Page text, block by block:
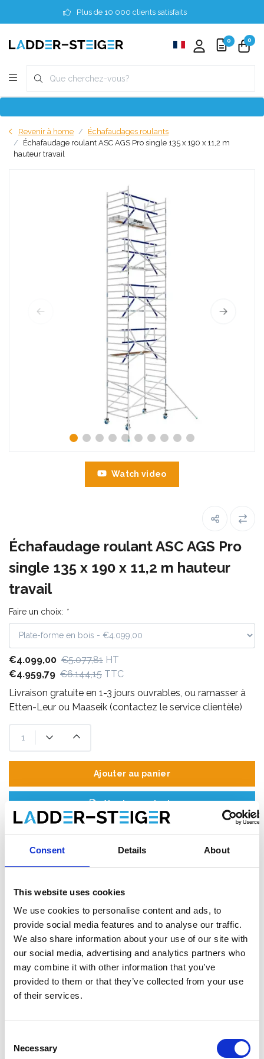
Consent Details About
This website uses cookies
We use cookies to personalise content and ads, to
provide social media features and to analyse our traffic.
We also share information about your use of our site with
our social media, advertising and analytics partners who
may combine it with other information that you’ve
provided to them or that they’ve collected from your use
of their services.
Selection
Necessary
Plus de 10 000 clients satisfaits
0 0
Revenir à home
Échafaudages roulants
Échafaudage roulant ASC AGS Pro single 135 x 190 x 11,2 m
hauteur travail
Watch video
Échafaudage roulant ASC AGS Pro
single 135 x 190 x 11,2 m hauteur
travail
Faire un choix: *
€4.099,00 €5.077,81 HT
€4.959,79 €6.144,15 TTC
Livraison gratuite en 1-3 jours ouvrables, ou ramasser à
Etten-Leur ou Maaseik (contactez le service clientèle)
Ajouter au panier
Ajouter au devis
Enregistrer comme favori
Informations sur le produit Produits similaires
Description
L'échafaudage roulant ASC AGS (Advantaged Guardrail
System)répond à la nouvelle norme. Depuis le 1er janvier 2018,
il est obligatoire de toujours disposer d'une main courante